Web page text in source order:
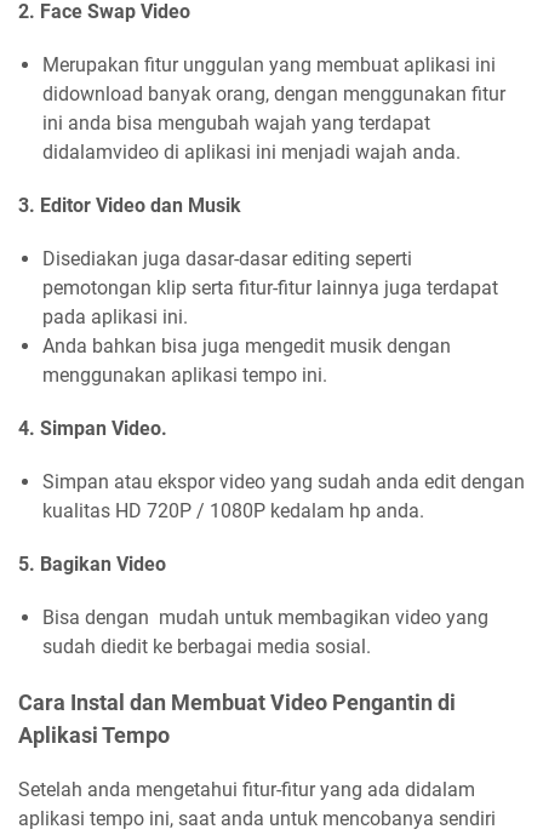
2. Face Swap Video
Merupakan fitur unggulan yang membuat aplikasi ini
didownload banyak orang, dengan menggunakan fitur
ini anda bisa mengubah wajah yang terdapat
didalamvideo di aplikasi ini menjadi wajah anda.
3. Editor Video dan Musik
Disediakan juga dasar-dasar editing seperti
pemotongan klip serta fitur-fitur lainnya juga terdapat
pada aplikasi ini.
Anda bahkan bisa juga mengedit musik dengan
menggunakan aplikasi tempo ini.
4. Simpan Video.
Simpan atau ekspor video yang sudah anda edit dengan
kualitas HD 720P / 1080P kedalam hp anda.
5. Bagikan Video
Bisa dengan mudah untuk membagikan video yang
sudah diedit ke berbagai media sosial.
Cara Instal dan Membuat Video Pengantin di
Aplikasi Tempo
Setelah anda mengetahui fitur-fitur yang ada didalam
aplikasi tempo ini, saat anda untuk mencobanya sendiri